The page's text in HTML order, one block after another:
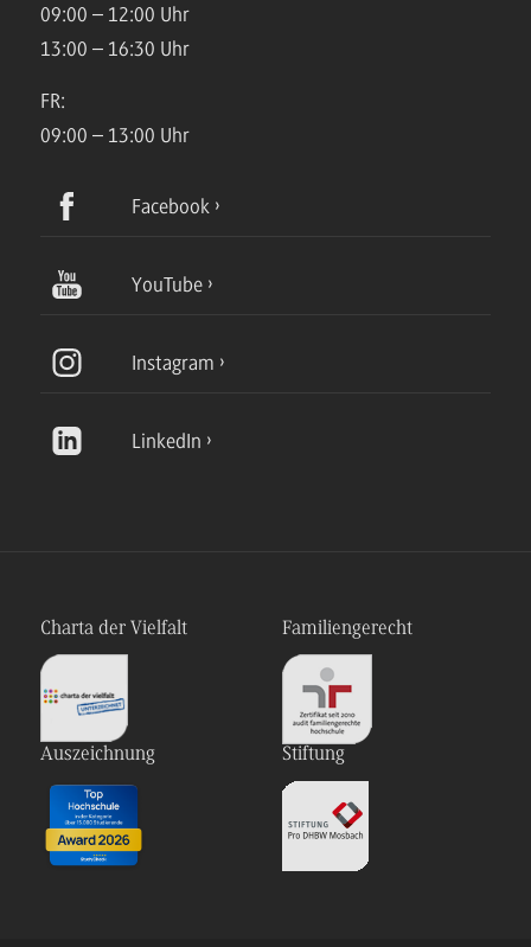
09:00 – 12:00 Uhr
13:00 – 16:30 Uhr
FR:
09:00 – 13:00 Uhr
Facebook
YouTube
Instagram
LinkedIn
Charta der Vielfalt Familiengerecht
Auszeichnung Stiftung